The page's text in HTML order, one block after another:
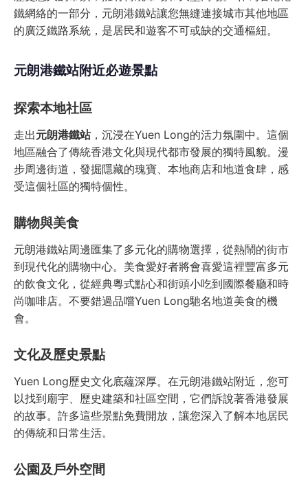
鐵網絡的一部分，元朗港鐵站讓您無縫連接城市其他地區
的廣泛鐵路系統，是居民和遊客不可或缺的交通樞紐。
元朗港鐵站附近必遊景點
探索本地社區
走出元朗港鐵站，沉浸在Yuen Long的活力氛圍中。這個
地區融合了傳統香港文化與現代都市發展的獨特風貌。漫
步周邊街道，發掘隱藏的瑰寶、本地商店和地道食肆，感
受這個社區的獨特個性。
購物與美食
元朗港鐵站周邊匯集了多元化的購物選擇，從熱鬧的街市
到現代化的購物中心。美食愛好者將會喜愛這裡豐富多元
的飲食文化，從經典粵式點心和街頭小吃到國際餐廳和時
尚咖啡店。不要錯過品嚐Yuen Long馳名地道美食的機
會。
文化及歷史景點
Yuen Long歷史文化底蘊深厚。在元朗港鐵站附近，您可
以找到廟宇、歷史建築和社區空間，它們訴說著香港發展
的故事。許多這些景點免費開放，讓您深入了解本地居民
的傳統和日常生活。
公園及戶外空間